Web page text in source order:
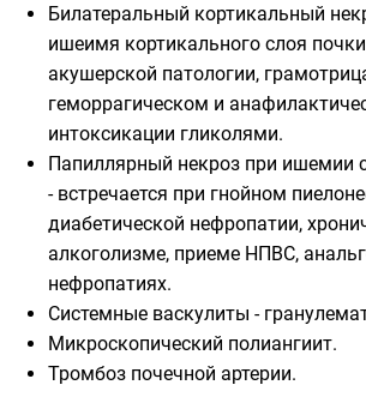
Билатеральный кортикальный
ишеимя кортикального слоя
акушерской патологии,
геморрагическом и
интоксикации гликолями.
Папиллярный некроз при ишемии
- встречается при гнойном
диабетической нефропатии,
алкоголизме, приеме НПВС,
нефропатиях.
Системные васкулиты -
Микроскопический полиангиит.
Тромбоз почечной артерии.